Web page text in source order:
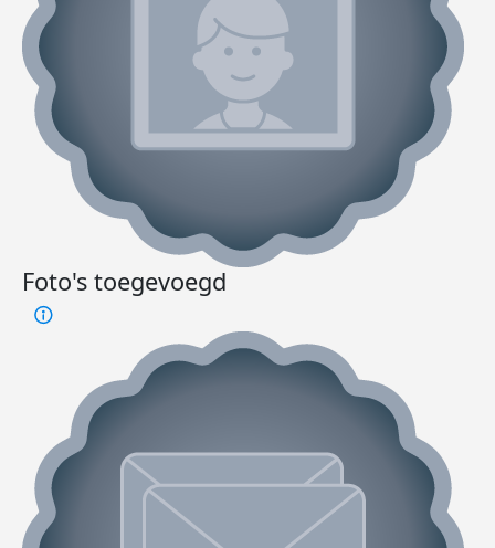
Foto's toegevoegd